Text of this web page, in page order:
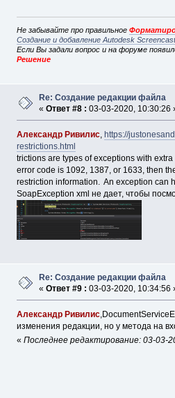
Не забывайте про правильное
Создание и добавление Autodesk
Если Вы задали вопрос и на форуме
Решение
Re: Создание редакции файла
« Ответ #8 : 03-03-2020, 10:30:26
Александр Ривилис, https://
restrictions.html
trictions are types of exceptions with
error code is 1092, 1387, or 1633, then
restriction information. An exception can
SoapException xml не дает, чтобы
Re: Создание редакции файла
« Ответ #9 : 03-03-2020, 10:34:56
Александр Ривилис
изменения редакции, но у метода на
« Последнее редактирование: 03-03-